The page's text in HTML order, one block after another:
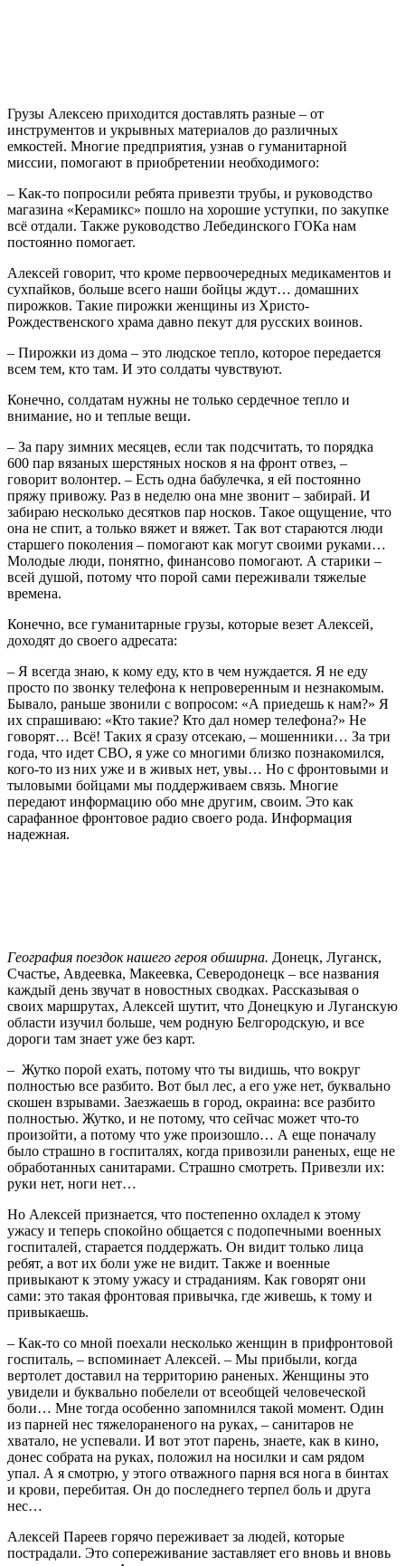
Грузы Алексею приходится доставлять разные – от
инструментов и укрывных материалов до различных
емкостей. Многие предприятия, узнав о гуманитарной
миссии, помогают в приобретении необходимого:
– Как-то попросили ребята привезти трубы, и руководство
магазина «Керамикс» пошло на хорошие уступки, по закупке
всё отдали. Также руководство Лебединского ГОКа нам
постоянно помогает.
Алексей говорит, что кроме первоочередных медикаментов и
сухпайков, больше всего наши бойцы ждут… домашних
пирожков. Такие пирожки женщины из Христо-
Рождественского храма давно пекут для русских воинов.
– Пирожки из дома – это людское тепло, которое передается
всем тем, кто там. И это солдаты чувствуют.
Конечно, солдатам нужны не только сердечное тепло и
внимание, но и теплые вещи.
– За пару зимних месяцев, если так подсчитать, то порядка
600 пар вязаных шерстяных носков я на фронт отвез, –
говорит волонтер. – Есть одна бабулечка, я ей постоянно
пряжу привожу. Раз в неделю она мне звонит – забирай. И
забираю несколько десятков пар носков. Такое ощущение, что
она не спит, а только вяжет и вяжет. Так вот стараются люди
старшего поколения – помогают как могут своими руками…
Молодые люди, понятно, финансово помогают. А старики –
всей душой, потому что порой сами переживали тяжелые
времена.
Конечно, все гуманитарные грузы, которые везет Алексей,
доходят до своего адресата:
– Я всегда знаю, к кому еду, кто в чем нуждается. Я не еду
просто по звонку телефона к непроверенным и незнакомым.
Бывало, раньше звонили с вопросом: «А приедешь к нам?» Я
их спрашиваю: «Кто такие? Кто дал номер телефона?» Не
говорят… Всё! Таких я сразу отсекаю, – мошенники… За три
года, что идет СВО, я уже со многими близко познакомился,
кого-то из них уже и в живых нет, увы… Но с фронтовыми и
тыловыми бойцами мы поддерживаем связь. Многие
передают информацию обо мне другим, своим. Это как
сарафанное фронтовое радио своего рода. Информация
надежная.
География поездок нашего героя обширна. Донецк, Луганск,
Счастье, Авдеевка, Макеевка, Северодонецк – все названия
каждый день звучат в новостных сводках. Рассказывая о
своих маршрутах, Алексей шутит, что Донецкую и Луганскую
области изучил больше, чем родную Белгородскую, и все
дороги там знает уже без карт.
– Жутко порой ехать, потому что ты видишь, что вокруг
полностью все разбито. Вот был лес, а его уже нет, буквально
скошен взрывами. Заезжаешь в город, окраина: все разбито
полностью. Жутко, и не потому, что сейчас может что-то
произойти, а потому что уже произошло… А еще поначалу
было страшно в госпиталях, когда привозили раненых, еще не
обработанных санитарами. Страшно смотреть. Привезли их:
руки нет, ноги нет…
Но Алексей признается, что постепенно охладел к этому
ужасу и теперь спокойно общается с подопечными военных
госпиталей, старается поддержать. Он видит только лица
ребят, а вот их боли уже не видит. Также и военные
привыкают к этому ужасу и страданиям. Как говорят они
сами: это такая фронтовая привычка, где живешь, к тому и
привыкаешь.
– Как-то со мной поехали несколько женщин в прифронтовой
госпиталь, – вспоминает Алексей. – Мы прибыли, когда
вертолет доставил на территорию раненых. Женщины это
увидели и буквально побелели от всеобщей человеческой
боли… Мне тогда особенно запомнился такой момент. Один
из парней нес тяжелораненого на руках, – санитаров не
хватало, не успевали. И вот этот парень, знаете, как в кино,
донес собрата на руках, положил на носилки и сам рядом
упал. А я смотрю, у этого отважного парня вся нога в бинтах
и крови, перебитая. Он до последнего терпел боль и друга
нес…
Алексей Пареев горячо переживает за людей, которые
пострадали. Это сопереживание заставляет его вновь и вновь